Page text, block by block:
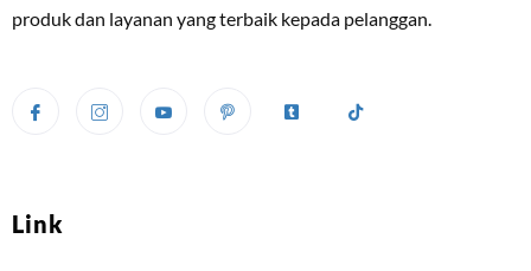
produk dan layanan yang terbaik kepada pelanggan.
Link